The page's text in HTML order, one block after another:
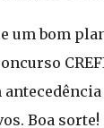
um bom
Boa sorte!